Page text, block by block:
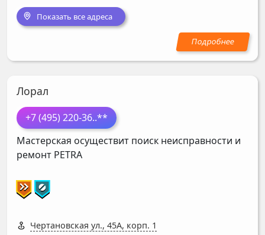
Показать все адреса
Лорал
+7 (495) 220-36..**
Мастерская осуществит поиск неисправности и
ремонт PETRA
Чертановская ул., 45А, корп. 1